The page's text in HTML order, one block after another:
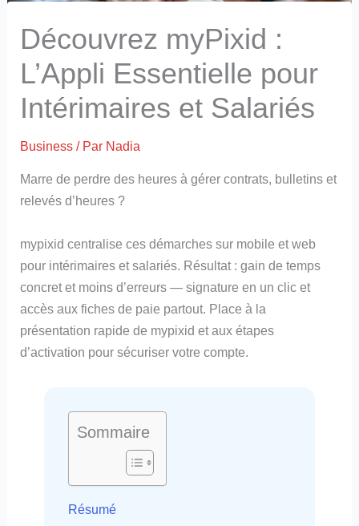
Découvrez myPixid :
L’Appli Essentielle pour
Intérimaires et Salariés
Business / Par Nadia
Marre de perdre des heures à gérer contrats, bulletins et
relevés d’heures ?
mypixid centralise ces démarches sur mobile et web
pour intérimaires et salariés. Résultat : gain de temps
concret et moins d’erreurs — signature en un clic et
accès aux fiches de paie partout. Place à la
présentation rapide de mypixid et aux étapes
d’activation pour sécuriser votre compte.
Sommaire
Résumé